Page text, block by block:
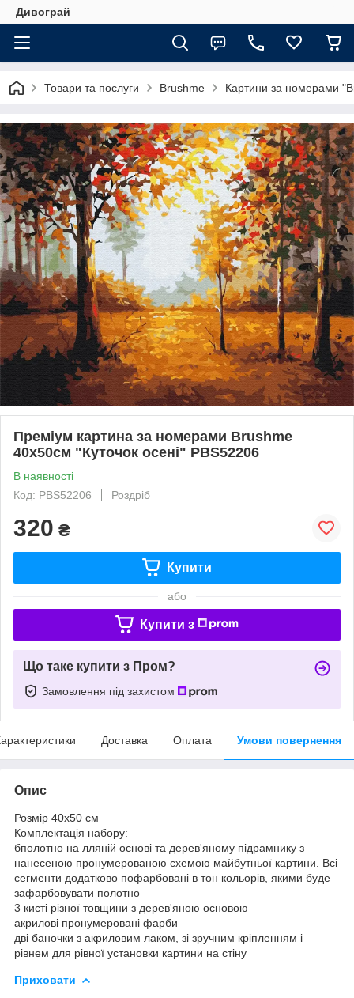
Дивограй
Товари та послуги Brushme Картини за номерами
Преміум картина за номерами Brushme
40x50см "Куточок осені" PBS52206
В наявності
Код: PBS52206
Роздріб
320 ₴
Купити
або
Купити з
Що таке купити з Пром?
Замовлення під захистом
Доставка Оплата Умови повернення
Опис
Розмір 40x50 см
Комплектація набору:
бполотно на лляній основі та дерев'яному підрамнику з
нанесеною пронумерованою схемою майбутньої картини. Всі
сегменти додатково пофарбовані в тон кольорів, якими буде
зафарбовувати полотно
3 кисті різної товщини з дерев'яною основою
акрилові пронумеровані фарби
дві баночки з акриловим лаком, зі зручним кріпленням і
рівнем для рівної установки картини на стіну
Приховати